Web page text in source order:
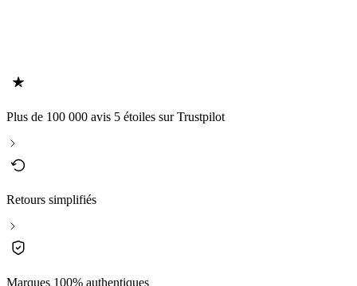
Plus de 100 000 avis 5 étoiles sur Trustpilot
Retours simplifiés
Marques 100% authentiques